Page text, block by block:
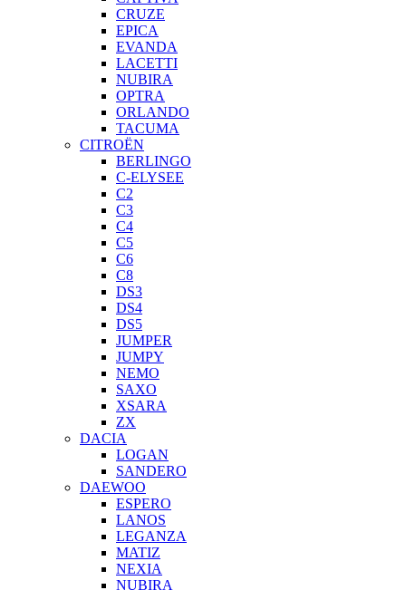
CRUZE
EPICA
EVANDA
LACETTI
NUBIRA
OPTRA
ORLANDO
TACUMA
CITROËN
BERLINGO
C-ELYSEE
C2
C3
C4
C5
C6
C8
DS3
DS4
DS5
JUMPER
JUMPY
NEMO
SAXO
XSARA
ZX
DACIA
LOGAN
SANDERO
DAEWOO
ESPERO
LANOS
LEGANZA
MATIZ
NEXIA
NUBIRA